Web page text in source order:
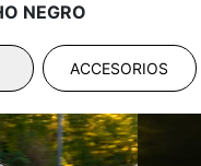
NEGRO
ACCESORIOS